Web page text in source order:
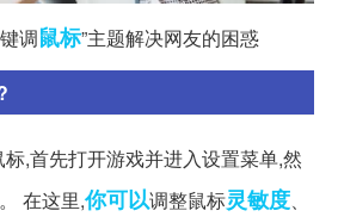
调鼠标”主题解决网友的困惑
,首先打开游戏并进入设置菜单,然
在这里,你可以调整鼠标灵敏度、